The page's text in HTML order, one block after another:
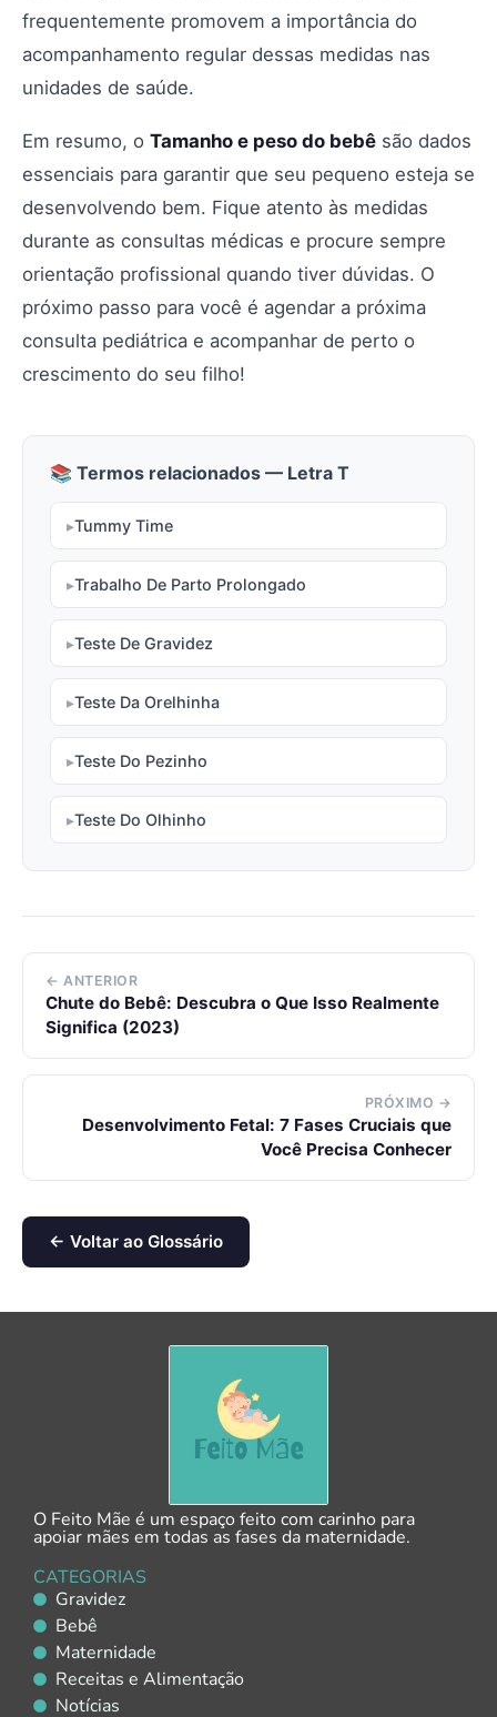
frequentemente promovem a importância do
acompanhamento regular dessas medidas nas
unidades de saúde.
Em resumo, o Tamanho e peso do bebê são dados
essenciais para garantir que seu pequeno esteja se
desenvolvendo bem. Fique atento às medidas
durante as consultas médicas e procure sempre
orientação profissional quando tiver dúvidas. O
próximo passo para você é agendar a próxima
consulta pediátrica e acompanhar de perto o
crescimento do seu filho!
📚 Termos relacionados — Letra T
Tummy Time
Trabalho De Parto Prolongado
Teste De Gravidez
Teste Da Orelhinha
Teste Do Pezinho
Teste Do Olhinho
← ANTERIOR
Chute do Bebê: Descubra o Que Isso Realmente
Significa (2023)
PRÓXIMO →
Desenvolvimento Fetal: 7 Fases Cruciais que
Você Precisa Conhecer
← Voltar ao Glossário
O Feito Mãe é um espaço feito com carinho para
apoiar mães em todas as fases da maternidade.
CATEGORIAS
Gravidez
Bebê
Maternidade
Receitas e Alimentação
Notícias